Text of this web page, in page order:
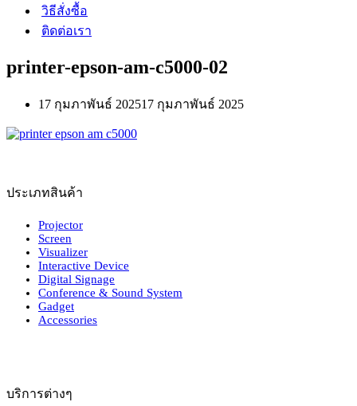
วิธีสั่งซื้อ
ติดต่อเรา
printer-epson-am-c5000-02
17 กุมภาพันธ์ 202517 กุมภาพันธ์ 2025
ประเภทสินค้า
Projector
Screen
Visualizer
Interactive Device
Digital Signage
Conference & Sound System
Gadget
Accessories
บริการต่างๆ